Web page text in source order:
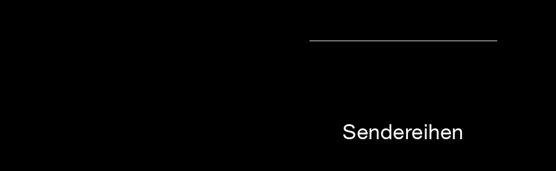
Sendereihen